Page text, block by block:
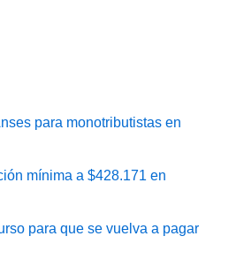
para monotributistas en
mínima a $428.171 en
para que se vuelva a pagar